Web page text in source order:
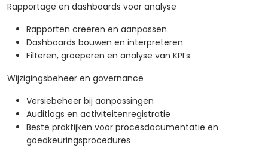
Rapportage en dashboards voor analyse
Rapporten creëren en aanpassen
Dashboards bouwen en interpreteren
Filteren, groeperen en analyse van KPI’s
Wijzigingsbeheer en governance
Versiebeheer bij aanpassingen
Auditlogs en activiteitenregistratie
Beste praktijken voor procesdocumentatie en
goedkeuringsprocedures